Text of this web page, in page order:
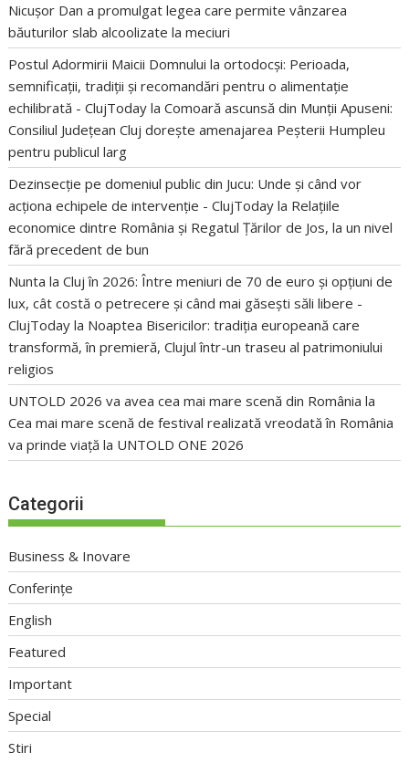
Nicușor Dan a promulgat legea care permite vânzarea
băuturilor slab alcoolizate la meciuri
Postul Adormirii Maicii Domnului la ortodocși: Perioada,
semnificații, tradiții și recomandări pentru o alimentație
echilibrată - ClujToday laComoară ascunsă din Munții Apuseni:
Consiliul Județean Cluj dorește amenajarea Peșterii Humpleu
pentru publicul larg
Dezinsecție pe domeniul public din Jucu: Unde și când vor
acționa echipele de intervenție - ClujToday la Relațiile
economice dintre România și Regatul Țărilor de Jos, la un nivel
fără precedent de bun
Nunta la Cluj în 2026: Între meniuri de 70 de euro și opțiuni de
lux, cât costă o petrecere și când mai găsești săli libere -
ClujToday la Noaptea Bisericilor: tradiția europeană care
transformă, în premieră, Clujul într-un traseu al patrimoniului
religios
UNTOLD 2026 va avea cea mai mare scenă din România la
Cea mai mare scenă de festival realizată vreodată în România
va prinde viață la UNTOLD ONE 2026
Categorii
Business & Inovare
Conferințe
English
Featured
Important
Special
Stiri